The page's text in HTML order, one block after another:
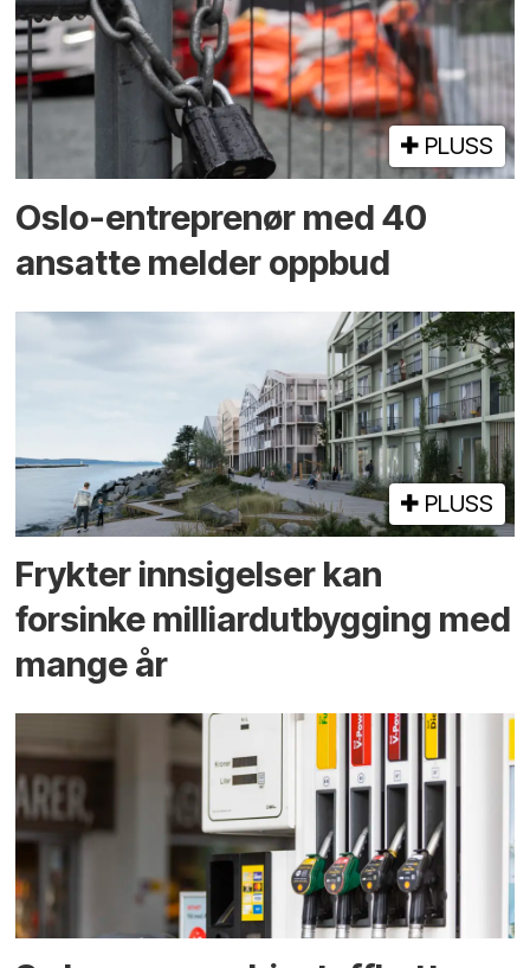
PLUSS
Oslo-entreprenør med 40
ansatte melder oppbud
PLUSS
Frykter innsigelser kan
forsinke milliard­utbygging med
mange år